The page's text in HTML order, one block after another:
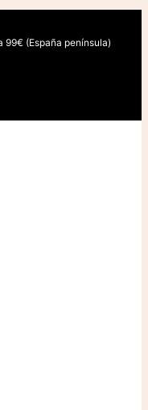
99€ (España península)